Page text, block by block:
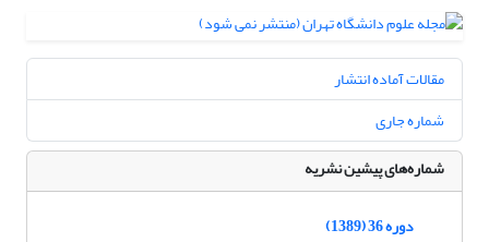
مقالات آماده انتشار
شماره جاری
شماره‌های پیشین نشریه
دوره 36 (1389)